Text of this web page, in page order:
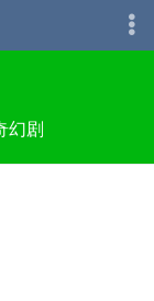
幻剧